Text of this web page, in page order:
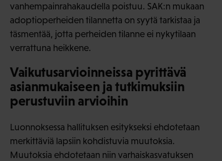
vanhempainrahakaudella poistuu. SAK:n mukaan
adoptioperheiden tilannetta on syytä tarkistaa ja
täsmentää, jotta perheiden tilanne ei nykytilaan
verrattuna heikkene.
Vaikutusarvioinneissa pyrittävä
asianmukaiseen ja tutkimuksiin
perustuviin arvioihin
Luonnoksessa hallituksen esitykseksi ehdotetaan
merkittäviä lapsiin kohdistuvia muutoksia.
Muutoksia ehdotetaan niin varhaiskasvatuksen